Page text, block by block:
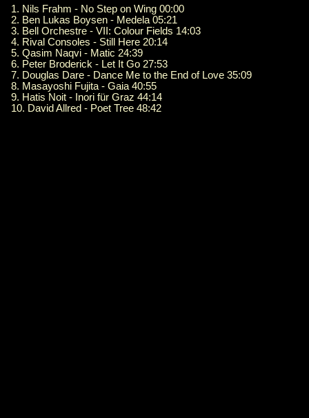
1. Nils Frahm - No Step on Wing 00:00
2. Ben Lukas Boysen - Medela 05:21
3. Bell Orchestre - VII: Colour Fields 14:03
4. Rival Consoles - Still Here 20:14
5. Qasim Naqvi - Matic 24:39
6. Peter Broderick - Let It Go 27:53
7. Douglas Dare - Dance Me to the End of Love 35:09
8. Masayoshi Fujita - Gaia 40:55
9. Hatis Noit - Inori für Graz 44:14
10. David Allred - Poet Tree 48:42